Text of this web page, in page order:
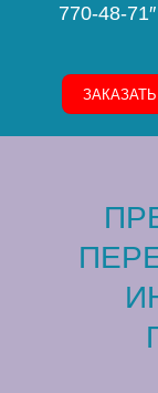
770-48-